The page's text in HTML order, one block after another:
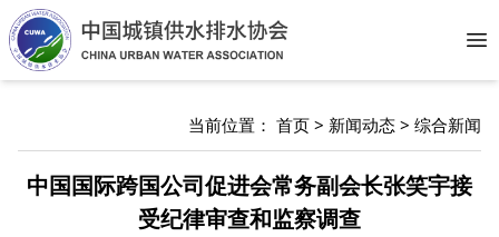
当前位置： 首页 > 新闻动态 > 综合新闻
中国国际跨国公司促进会常务副会长张笑宇接
受纪律审查和监察调查